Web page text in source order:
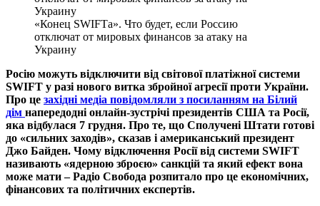
«Конец SWIFTа». Что будет, если Россию
отключат от мировых финансов за атаку на
Украину
Росію можуть відключити від світової платіжної системи
SWIFT у разі нового витка збройної агресії проти України.
Про це західні медіа повідомляли з посиланням на Білий
дім напередодні онлайн-зустрічі президентів США та Росії,
яка відбулася 7 грудня. Про те, що Сполучені Штати готові
до «сильних заходів», сказав і американський президент
Джо Байден. Чому відключення Росії від системи SWIFT
називають «ядерною зброєю» санкцій та який ефект вона
може мати – Радіо Свобода розпитало про це економічних,
фінансових та політичних експертів.